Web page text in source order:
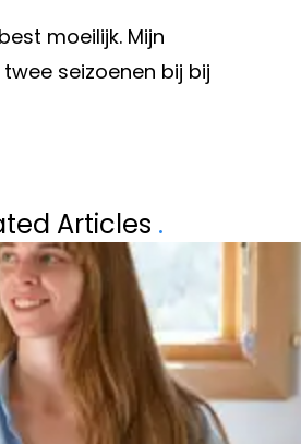
moeilijk. Mijn
seizoenen bij bij
EÉN JAAR NA
CALLEBOUT
ANDERE
Articles .